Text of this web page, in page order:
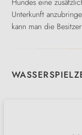
Hundes eine
Unterkunft
kann man die
Produktgalerie